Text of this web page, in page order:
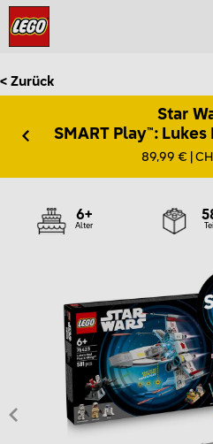
< Zurück
Star
SMART Play™:
89,99 € |
6+
Alter